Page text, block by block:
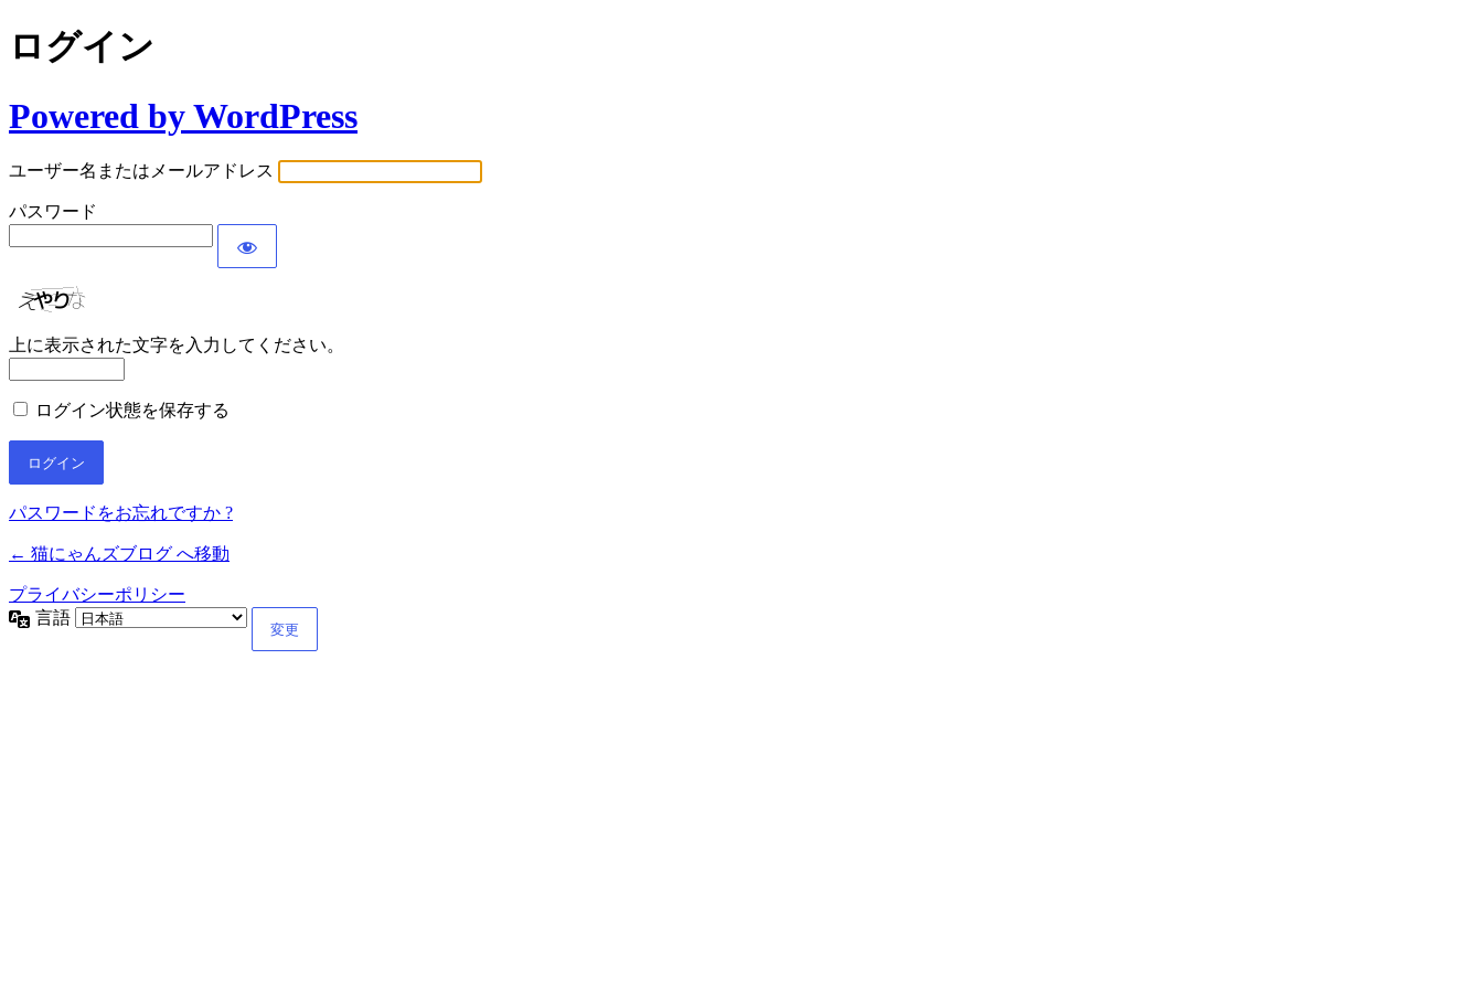
ログイン
Powered by WordPress
ユーザー名またはメールアドレス
パスワード
上に表示された文字を入力してください。
ログイン状態を保存する
パスワードをお忘れですか ?
← 猫にゃんズブログ へ移動
プライバシーポリシー
言語